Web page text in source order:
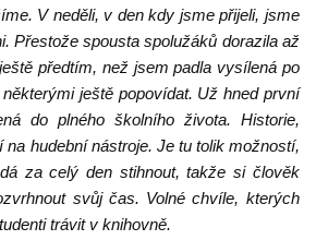
V neděli, v den kdy jsme přijeli, jsme
Přestože spousta spolužáků dorazila až
předtím, než jsem padla vysílená po
ještě popovídat. Už hned první
do plného školního života. Historie,
na hudební nástroje. Je tu tolik možností,
za celý den stihnout, takže si člověk
svůj čas. Volné chvíle, kterých
trávit v knihovně.